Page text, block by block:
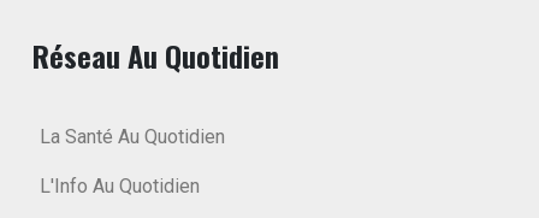
Réseau Au Quotidien
La Santé Au Quotidien
L'Info Au Quotidien